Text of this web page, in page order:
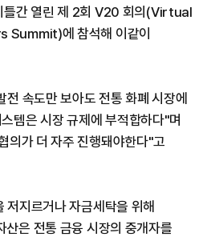
틀간 열린 제 2회 V20 회의(Virtual
에 참석해 이같이
속도만 보아도 전통 화폐 시장에
템은 시장 규제에 부적합하다"며
의가 더 자주 진행돼야한다"고
지르거나 자금세탁을 위해
은 전통 금융 시장의 중개자를